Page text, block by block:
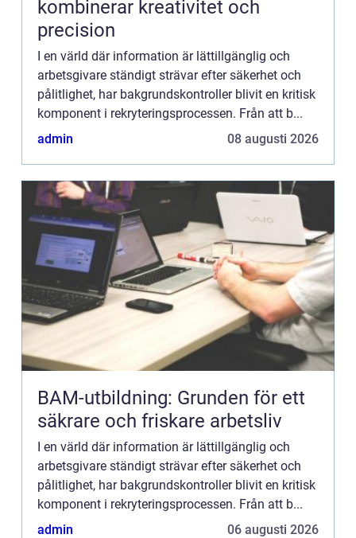
kombinerar kreativitet och
precision
I en värld där information är lättillgänglig och
arbetsgivare ständigt strävar efter säkerhet och
pålitlighet, har bakgrundskontroller blivit en kritisk
komponent i rekryteringsprocessen. Från att b...
admin
08 augusti 2026
BAM-utbildning: Grunden för ett
säkrare och friskare arbetsliv
I en värld där information är lättillgänglig och
arbetsgivare ständigt strävar efter säkerhet och
pålitlighet, har bakgrundskontroller blivit en kritisk
komponent i rekryteringsprocessen. Från att b...
admin
06 augusti 2026